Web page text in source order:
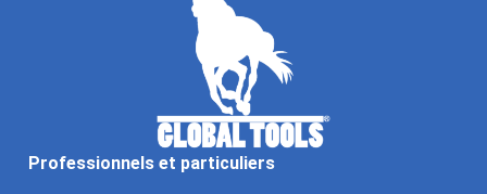
Professionnels et particuliers